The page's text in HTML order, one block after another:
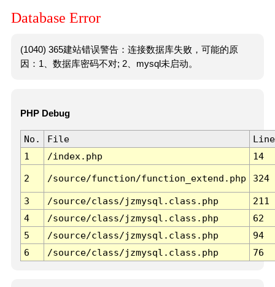
Database Error
(1040) 365建站错误警告：连接数据库失败，可能的原
因：1、数据库密码不对; 2、mysql未启动。
PHP Debug
No. File
Line
1
/index.php 14
2 /source/function/function_extend.php 324
3 /source/class/jzmysql.class.php
211
4
/source/class/jzmysql.class.php
62
5
/source/class/jzmysql.class.php
94
6
/source/class/jzmysql.class.php 76